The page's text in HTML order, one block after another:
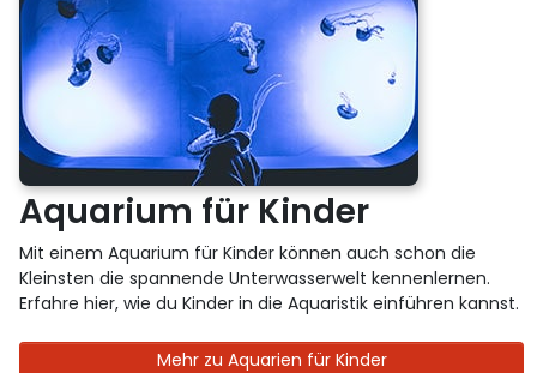
Aquarium für Kinder
Mit einem Aquarium für Kinder können auch schon die
Kleinsten die spannende Unterwasserwelt kennenlernen.
Erfahre hier, wie du Kinder in die Aquaristik einführen kannst.
Mehr zu Aquarien für Kinder